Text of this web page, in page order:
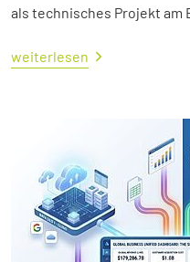
als technisches Projekt am
weiterlesen